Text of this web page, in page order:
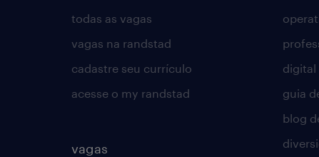
todas as vagas
vagas na randstad
cadastre seu currículo
acesse o my randstad
vagas
digital
guia
blog